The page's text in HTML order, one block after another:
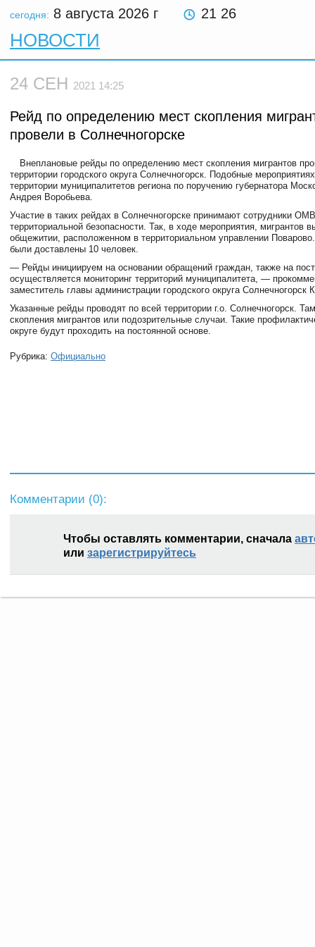
сегодня: 8 августа 2026 г 21 26
НОВОСТИ
24 СЕН 2021 14:25
Рейд по определению мест скопления
провели в Солнечногорске
Внеплановые рейды по определению мест скопления мигрантов
территории городского округа Солнечногорск. Подобные
территории муниципалитетов региона по поручению губернатора
Андрея Воробьева.
Участие в таких рейдах в Солнечногорске принимают сотрудники
территориальной безопасности. Так, в ходе мероприятия, мигрантов
общежитии, расположенном в территориальном управлении
были доставлены 10 человек.
— Рейды инициируем на основании обращений граждан, также на
осуществляется мониторинг территорий муниципалитета, —
заместитель главы администрации городского округа Солнечногорск
Указанные рейды проводят по всей территории г.о. Солнечногорск.
скопления мигрантов или подозрительные случаи. Такие
округе будут проходить на постоянной основе.
Рубрика: Официально
Комментарии (0):
Чтобы оставлять комментарии, сначала
или зарегистрируйтесь